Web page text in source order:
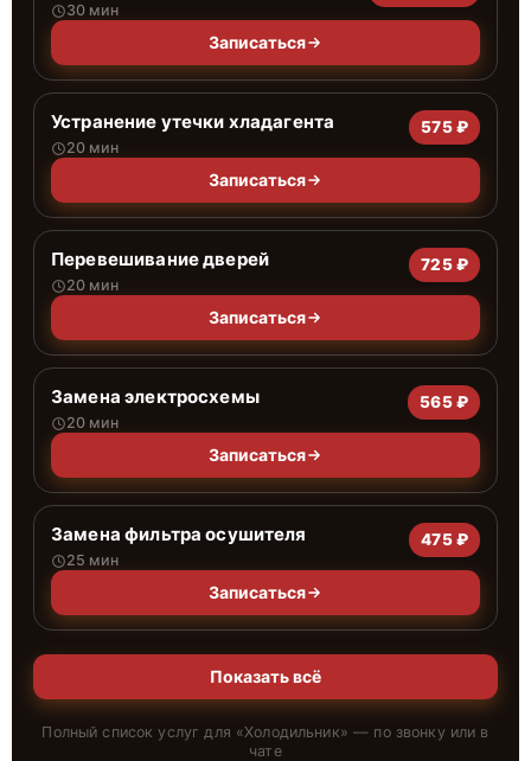
30 мин
Записаться
Устранение утечки хладагента
20 мин
575 ₽
Записаться
Перевешивание дверей
20 мин
725 ₽
Записаться
Замена электросхемы
20 мин
565 ₽
Записаться
Замена фильтра осушителя
25 мин
475 ₽
Записаться
Показать всё
Полный список услуг для «Холодильник» — по звонку или в
чате